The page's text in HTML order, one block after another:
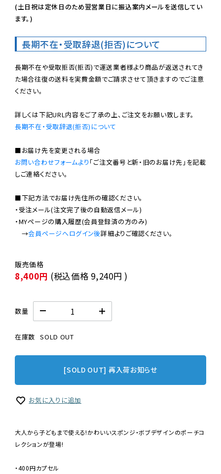
(土日祝は定休日のため翌営業日に振込案内メールを送信してい
ます。)
長期不在・受取辞退(拒否)について
長期不在や受取拒否(拒否)で運送業者様より商品が返送されてき
た場合往復の送料を実費金額でご請求させて頂きますのでご注意
ください。
長期不在・受取辞退(拒否)について
お問い合わせフォームより 「ご注文番号と新・旧のお届け先」を記載
しご連絡ください。
■下記方法でお届け先住所の確認ください。
・受注メール(注文完了後の自動返信メール)
・MYページの購入履歴(会員登録済の方のみ)
→会員ページへログイン後
8,400円 (税込価格 9,240円 )
数量
在庫数 SOLD OUT
[SOLD OUT] 再入荷お知らせ
お気に入りに追加
大人から子どもまで使える!かわいいスポンジ・ボブデザインのポーチコ
レクションが登場!
・400円カプセル